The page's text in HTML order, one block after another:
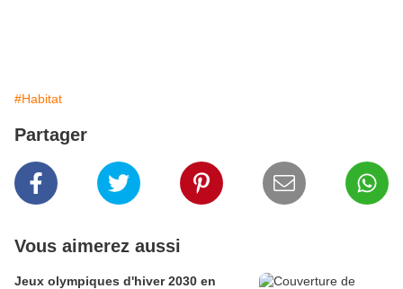
#Habitat
Partager
Vous aimerez aussi
Jeux olympiques d'hiver 2030 en